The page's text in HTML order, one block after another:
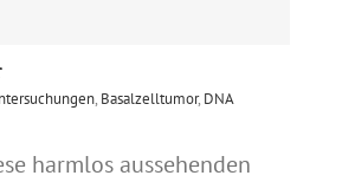
, Basalzelltumor, DNA
harmlos aussehenden